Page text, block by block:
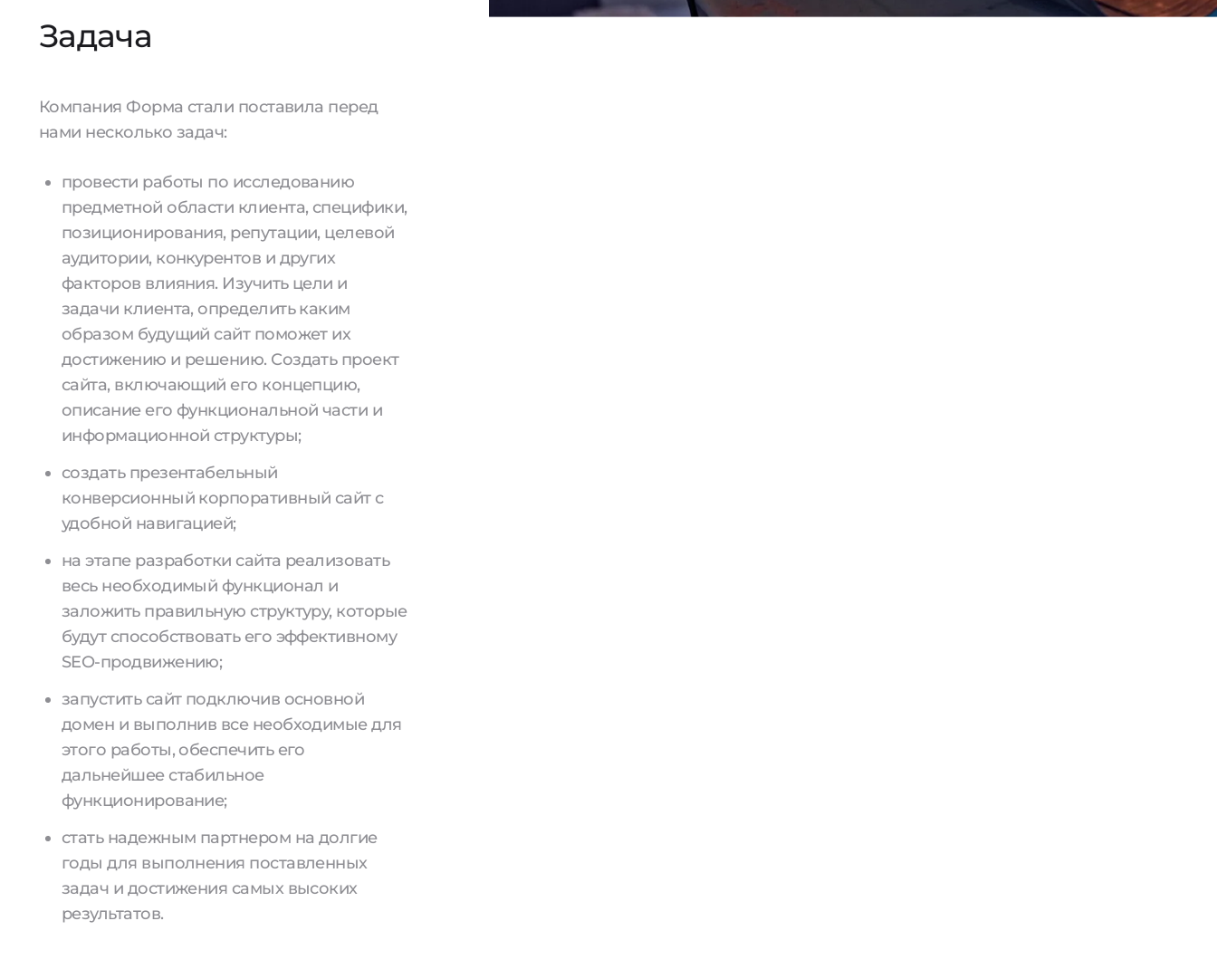
Задача
Компания Форма стали поставила перед
нами несколько задач:
провести работы по исследованию
предметной области клиента, специфики,
позиционирования, репутации, целевой
аудитории, конкурентов и других
факторов влияния. Изучить цели и
задачи клиента, определить каким
образом будущий сайт поможет их
достижению и решению. Создать проект
сайта, включающий его концепцию,
описание его функциональной части и
информационной структуры;
создать презентабельный
конверсионный корпоративный сайт с
удобной навигацией;
на этапе разработки сайта реализовать
весь необходимый функционал и
заложить правильную структуру, которые
будут способствовать его эффективному
SEO-продвижению;
запустить сайт подключив основной
домен и выполнив все необходимые для
этого работы, обеспечить его
дальнейшее стабильное
функционирование;
стать надежным партнером на долгие
годы для выполнения поставленных
задач и достижения самых высоких
результатов.